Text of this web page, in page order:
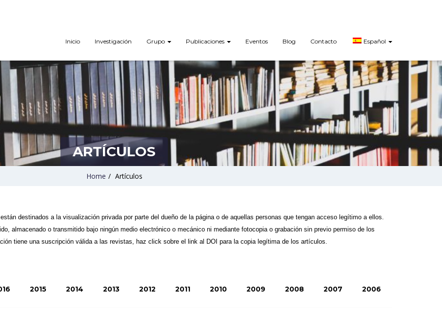
Inicio Investigación Grupo Publicaciones Eventos Blog Contacto Español
ARTÍCULOS
Home / Artículos
destinados a la visualización privada por parte del dueño de la página o de aquellas personas que tengan acceso legítimo a ellos.
almacenado o transmitido bajo ningún medio electrónico o mecánico ni mediante fotocopia o grabación sin previo permiso de los
tiene una suscripción válida a las revistas, haz click sobre el link al DOI para la copia legítima de los artículos.
2015 2014 2013 2012 2011 2010 2009 2008 2007 2006